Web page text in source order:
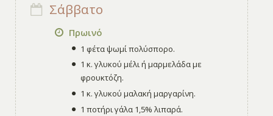
Σάββατο
Πρωινό
1 φέτα ψωμί πολύσπορο.
1 κ. γλυκού μέλι ή μαρμελάδα με
φρουκτόζη.
1 κ. γλυκού μαλακή μαργαρίνη.
1 ποτήρι γάλα 1,5% λιπαρά.